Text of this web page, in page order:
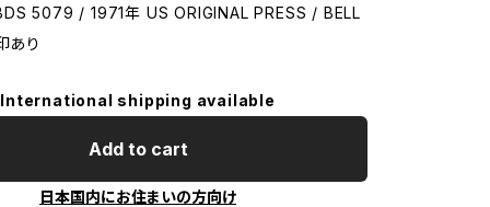
5079 / 1971年 US ORIGINAL PRESS / BELL
あり
International shipping available
Add to cart
日本国内にお住まいの方向け